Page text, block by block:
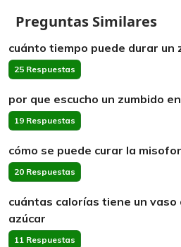
Preguntas Similares
cuánto tiempo puede durar un
25 Respuestas
por que escucho un zumbido
19 Respuestas
cómo se puede curar la
20 Respuestas
cuántas calorías tiene un vaso
azúcar
11 Respuestas